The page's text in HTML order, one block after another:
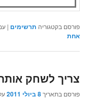
פורסם בקטגוריה תרשימים |
אחת
צריך לשחק
פורסם בתאריך8 ביולי 2011